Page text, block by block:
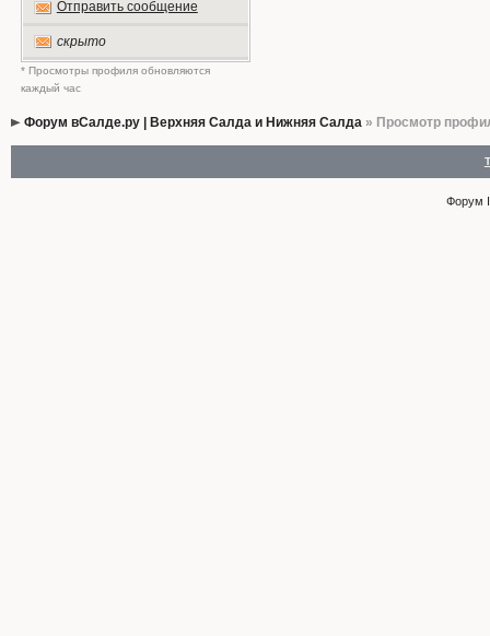
Отправить сообщение
скрыто
* Просмотры профиля обновляются
каждый час
Форум вСалде.ру | Верхняя Салда и Нижняя Салда» Просмотр
Форум